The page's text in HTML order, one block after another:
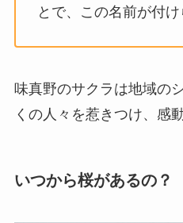
とで、この名前が付け
味真野のサクラは地域の
くの人々を惹きつけ、感
いつから桜があるの？